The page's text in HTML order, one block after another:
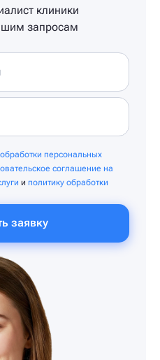
клиники
запросам
обработки персональных
соглашение на
и политику обработки
заявку